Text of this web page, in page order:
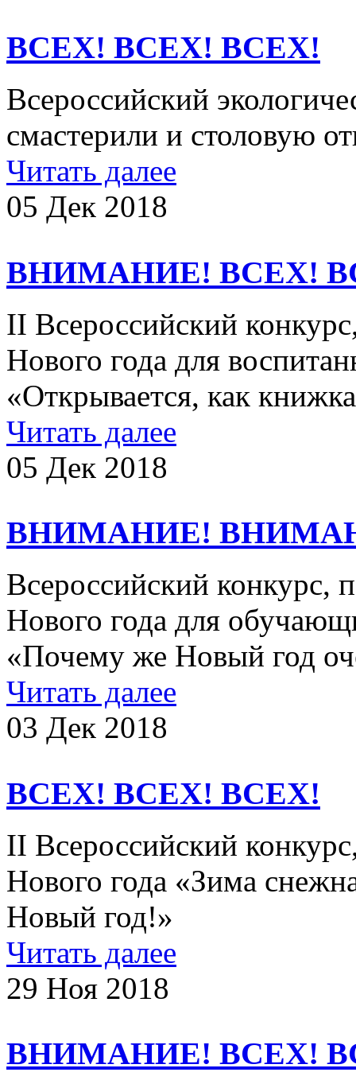
ВСЕХ! ВСЕХ! ВСЕХ!
Всероссийский
смастерили и столовую
Читать далее
05 Дек 2018
ВНИМАНИЕ! ВСЕХ!
II Всероссийский
Нового года для
«Открывается, как
Читать далее
05 Дек 2018
ВНИМАНИЕ!
Всероссийский конкурс,
Нового года для
«Почему же Новый год
Читать далее
03 Дек 2018
ВСЕХ! ВСЕХ! ВСЕХ!
II Всероссийский
Нового года «Зима
Новый год!»
Читать далее
29 Ноя 2018
ВНИМАНИЕ! ВСЕХ!